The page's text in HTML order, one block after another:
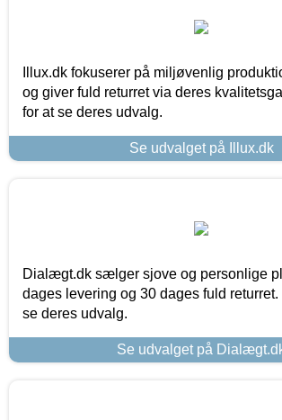
Illux.dk fokuserer på miljøvenlig
og giver fuld returret via deres
for at se deres udvalg.
Se udvalget på Illux.dk
Dialægt.dk sælger sjove og personlige
dages levering og 30 dages fuld
se deres udvalg.
Se udvalget på